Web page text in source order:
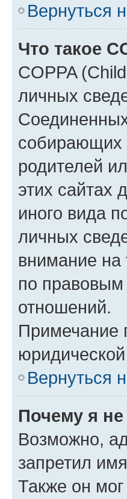
Вернуться
Что такое
COPPA
личных
собирающих
родителей
этих сайтах
иного вида
личных
внимание на
по правовым
отношений.
Примечание
Вернуться
Почему я не
Возможно,
запретил
Также он